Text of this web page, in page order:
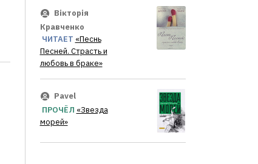
Вікторія
Кравченко
ЧИТАЕТ «Песнь
Песней. Страсть и
любовь в браке»
Pavel
ПРОЧЁЛ «Звезда
морей»